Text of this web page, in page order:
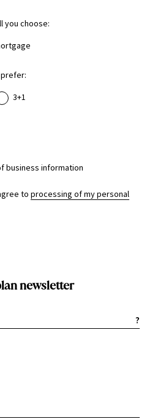
you choose:
3+1
business information
to processing of my personal
newsletter
?